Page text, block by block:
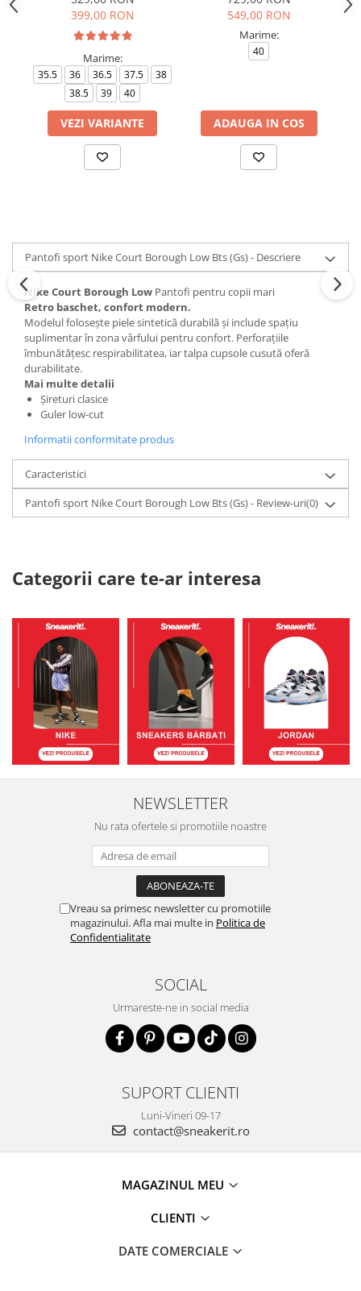
399,00 RON
Marime:
35.5 36 36.5 37.5
38
38.5
39 40
VEZI VARIANTE
549,00 RON
Marime:
40
ADAUGA IN COS
Pantofi sport Nike Court Borough Low Bts (Gs) - Descriere
Nike Court Borough Low Pantofi pentru copii mari
Retro baschet, confort modern.
Modelul folosește piele sintetică durabilă și include spațiu
suplimentar în zona vârfului pentru confort. Perforațiile
îmbunătățesc respirabilitatea, iar talpa cupsole cusută oferă
durabilitate.
Mai multe detalii
Șireturi clasice
Guler low-cut
Informatii conformitate produs
Caracteristici
Pantofi sport Nike Court Borough Low Bts (Gs) - Review-uri(0)
Categorii care te-ar interesa
NEWSLETTER
Nu rata ofertele si promotiile noastre
Vreau sa primesc newsletter cu promotiile
magazinului. Afla mai multe in Politica de
Confidentialitate
SOCIAL
Urmareste-ne in social media
SUPORT CLIENTI
Luni-Vineri 09-17
contact@sneakerit.ro
MAGAZINUL MEU
CLIENTI
DATE COMERCIALE